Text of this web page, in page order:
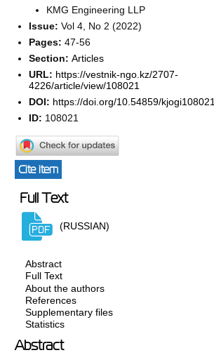
KMG Engineering LLP
Issue:Vol 4, No 2 (2022)
Pages:47-56
Section:Articles
URL: https://vestnik-ngo.kz/2707-
4226/article/view/108021
DOI: https://doi.org/10.54859/kjogi108021
ID: 108021
Cite item
Full Text
(RUSSIAN)
Abstract
Full Text
About the authors
References
Supplementary files
Statistics
Abstract